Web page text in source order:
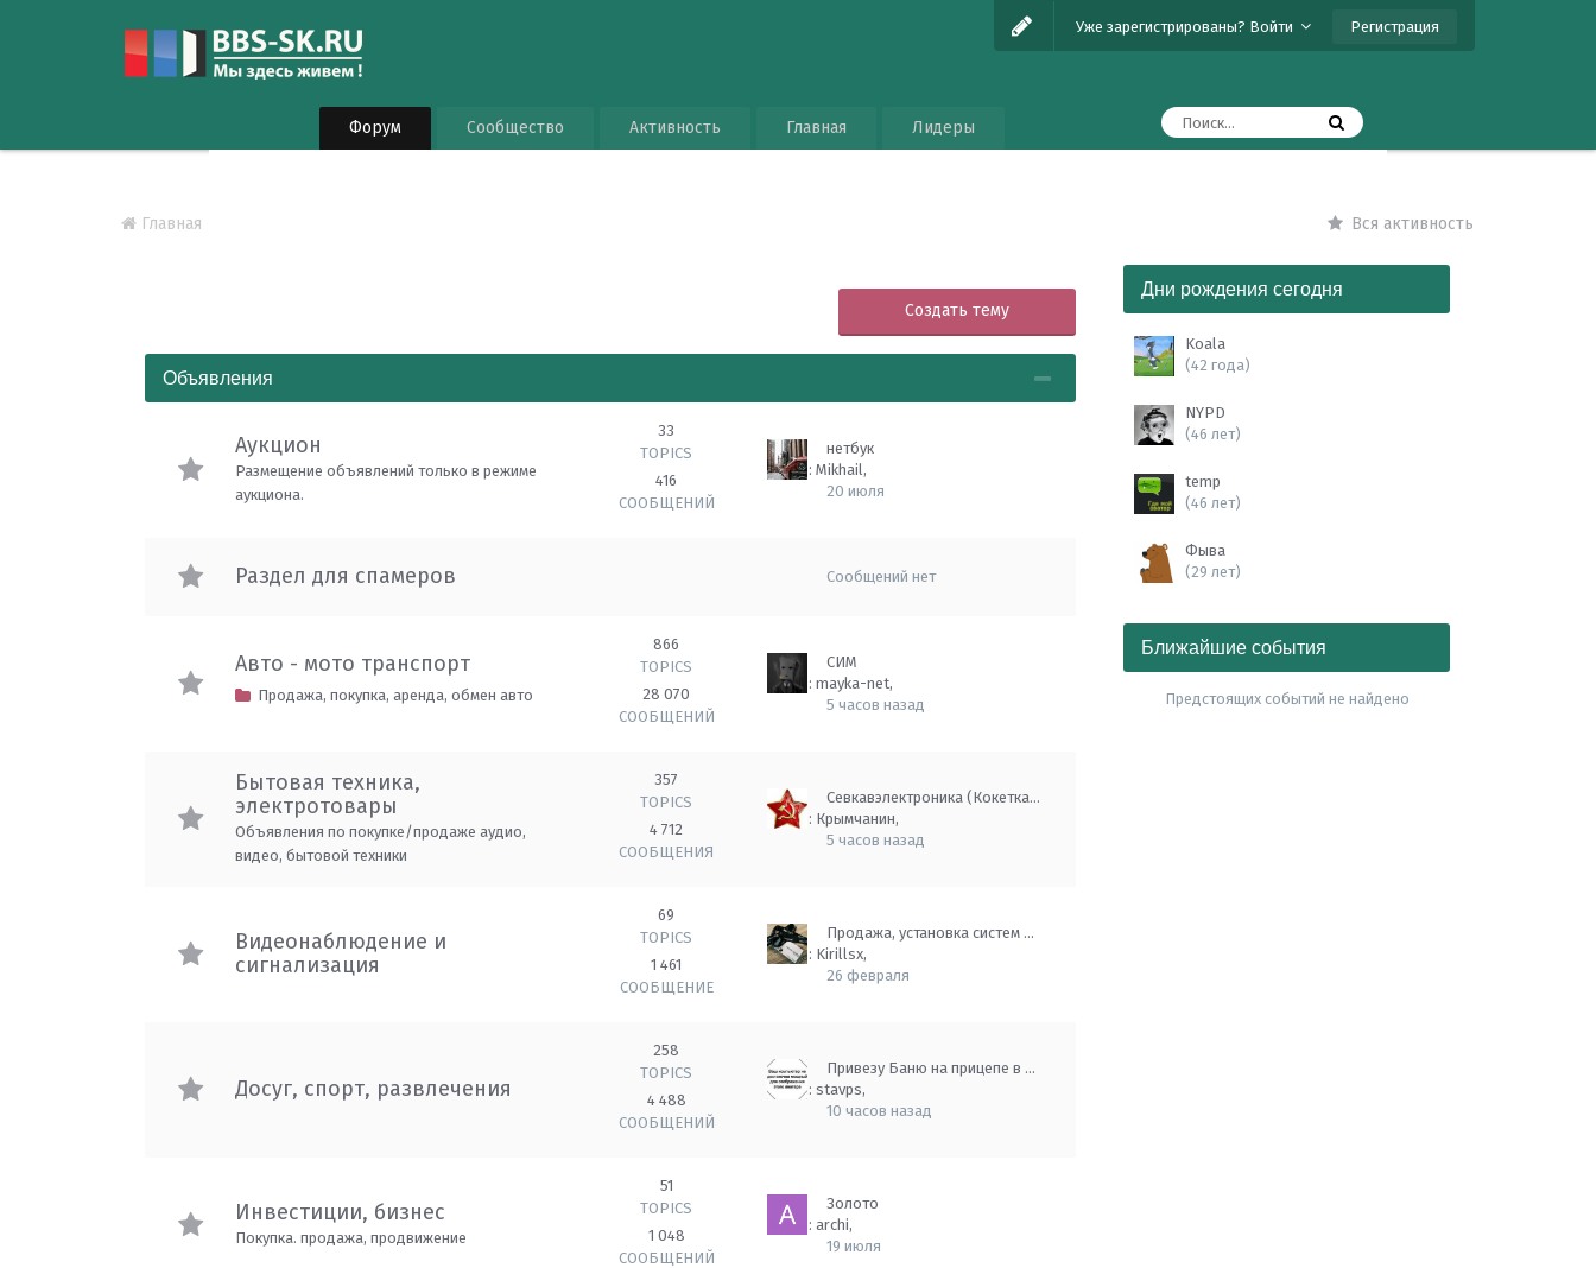
Уже зарегистрированы? Войти Регистрация
Форум Сообщество Активность Главная Лидеры
Вся активность
Главная
Создать тему
Объявления
Аукцион
Размещение объявлений только в режиме
аукциона.
33
TOPICS
416
СООБЩЕНИЙ
нетбук
Автор:Mikhail,
20 июля
Раздел для спамеров Сообщений нет
Авто - мото транспорт
Продажа, покупка, аренда, обмен авто
866
TOPICS
28 070
СООБЩЕНИЙ
СИМ
Автор:mayka-net,
5 часов назад
Бытовая техника,
электротовары
Объявления по покупке/продаже аудио,
видео, бытовой техники
357
TOPICS
4 712
СООБЩЕНИЯ
Севкавэлектроника (Кокетка…
Автор: Крымчанин,
5 часов назад
Видеонаблюдение и
сигнализация
69
TOPICS
1 461
СООБЩЕНИЕ
Продажа, установка систем …
Автор: Kirillsx,
26 февраля
Досуг, спорт, развлечения
258
TOPICS
4 488
СООБЩЕНИЙ
Привезу Баню на прицепе в …
Автор:stavps,
10 часов назад
Инвестиции, бизнес
Покупка. продажа, продвижение
51
TOPICS
1 048
СООБЩЕНИЙ
Золото
Автор:archi,
19 июля
Дни рождения сегодня
Koala
(42 года)
NYPD
(46 лет)
temp
(46 лет)
Фыва
(29 лет)
Ближайшие события
Предстоящих событий не найдено